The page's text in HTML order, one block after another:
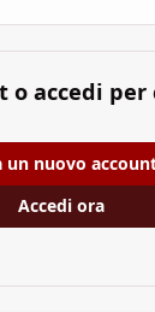
o accedi
un nuovo
Accedi ora